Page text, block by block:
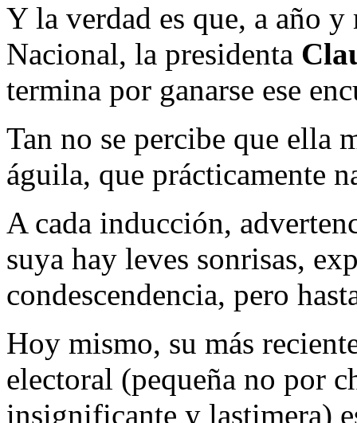
Y la verdad es que, a año
Nacional, la presidenta
termina por ganarse ese
Tan no se percibe que ella
águila, que prácticamente
A cada inducción,
suya hay leves sonrisas,
condescendencia, pero
Hoy mismo, su más
electoral (pequeña no por
insignificante y lastimera)